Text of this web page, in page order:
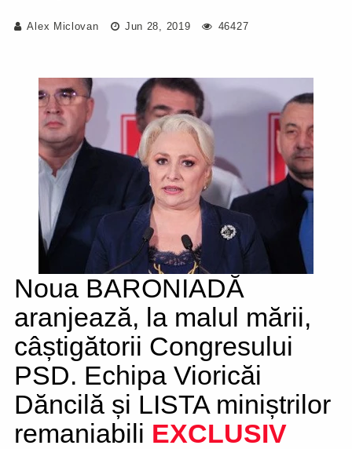
Alex Miclovan Jun 28, 2019 46427
Noua BARONIADĂ
aranjează, la malul mării,
câștigătorii Congresului
PSD. Echipa Vioricăi
Dăncilă și LISTA miniștrilor
remaniabili EXCLUSIV